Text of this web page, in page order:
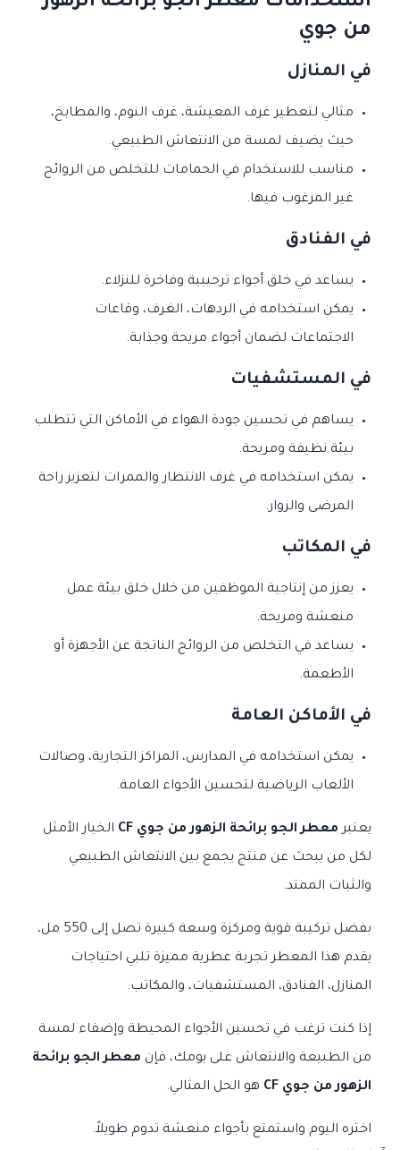
من جوي
في المنازل
مثالي لتعطير غرف المعيشة، غرف النوم، والمطابخ،
حيث يضيف لمسة من الانتعاش الطبيعي.
مناسب للاستخدام في الحمامات للتخلص من الروائح
غير المرغوب فيها.
في الفنادق
يساعد في خلق أجواء ترحيبية وفاخرة للنزلاء.
يمكن استخدامه في الردهات، الغرف، وقاعات
الاجتماعات لضمان أجواء مريحة وجذابة.
في المستشفيات
يساهم في تحسين جودة الهواء في الأماكن التي تتطلب
بيئة نظيفة ومريحة.
يمكن استخدامه في غرف الانتظار والممرات لتعزيز راحة
المرضى والزوار.
في المكاتب
يعزز من إنتاجية الموظفين من خلال خلق بيئة عمل
منعشة ومريحة.
يساعد في التخلص من الروائح الناتجة عن الأجهزة أو
الأطعمة.
في الأماكن العامة
يمكن استخدامه في المدارس، المراكز التجارية، وصالات
الألعاب الرياضية لتحسين الأجواء العامة.
يعتبر معطر الجو برائحة الزهور من جوي CF
الخيار الأمثل
لكل من يبحث عن منتج يجمع بين الانتعاش الطبيعي
والثبات الممتد.
بفضل تركيبة قوية ومركزة وسعة كبيرة تصل إلى 550 مل،
يقدم هذا المعطر تجربة عطرية مميزة تلبي احتياجات
المنازل، الفنادق، المستشفيات، والمكاتب.
إذا كنت ترغب في تحسين الأجواء المحيطة وإضفاء لمسة
من الطبيعة والانتعاش على يومك، فإن معطر الجو برائحة
الزهور من جوي CF
هو الحل المثالي.
اختره اليوم واستمتع بأجواء منعشة تدوم طويلاً.